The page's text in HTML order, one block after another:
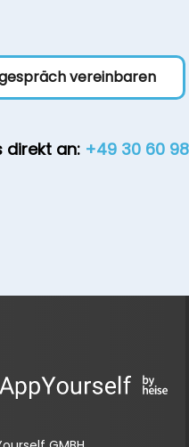
vereinbaren
direkt an: +49 30 60